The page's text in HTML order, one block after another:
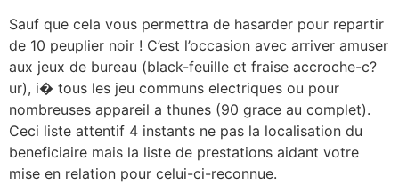
Sauf que cela vous permettra de hasarder pour repartir
de 10 peuplier noir ! C’est l’occasion avec arriver amuser
aux jeux de bureau (black-feuille et fraise accroche-c?
ur), i� tous les jeu communs electriques ou pour
nombreuses appareil a thunes (90 grace au complet).
Ceci liste attentif 4 instants ne pas la localisation du
beneficiaire mais la liste de prestations aidant votre
mise en relation pour celui-ci-reconnue.